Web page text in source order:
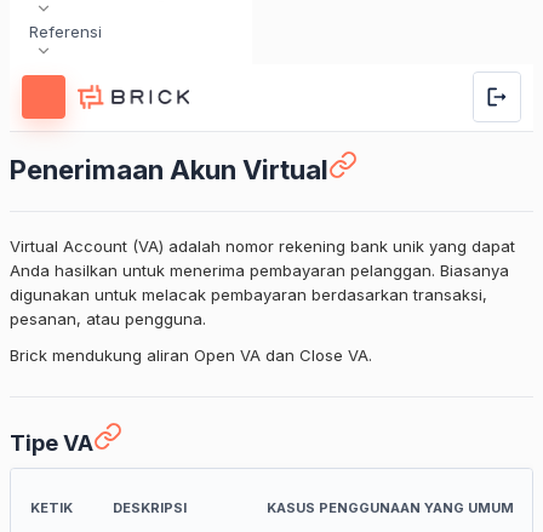
Referensi
Penerimaan Akun Virtual
Virtual Account (VA) adalah nomor rekening bank unik yang dapat
Anda hasilkan untuk menerima pembayaran pelanggan. Biasanya
digunakan untuk melacak pembayaran berdasarkan transaksi,
pesanan, atau pengguna.
Brick mendukung aliran Open VA dan Close VA.
Tipe VA
KETIK DESKRIPSI KASUS PENGGUNAAN YANG UMUM